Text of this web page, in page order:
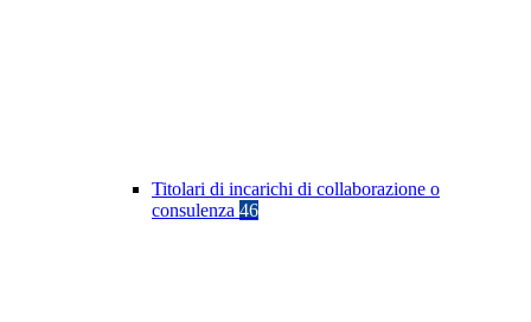
Titolari di incarichi di collaborazione o
consulenza 46